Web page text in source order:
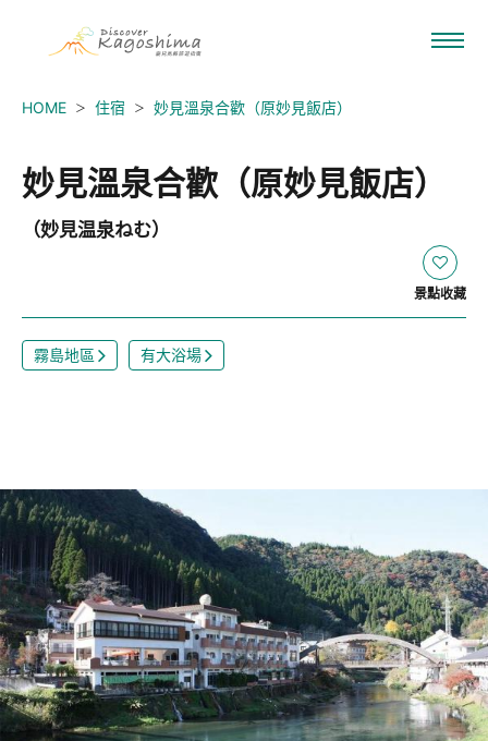
HOME 住宿 妙見溫泉合歡（原妙見飯店）
妙見溫泉合歡（原妙見飯店）
（妙見温泉ねむ）
景點收藏
霧島地區 有大浴場